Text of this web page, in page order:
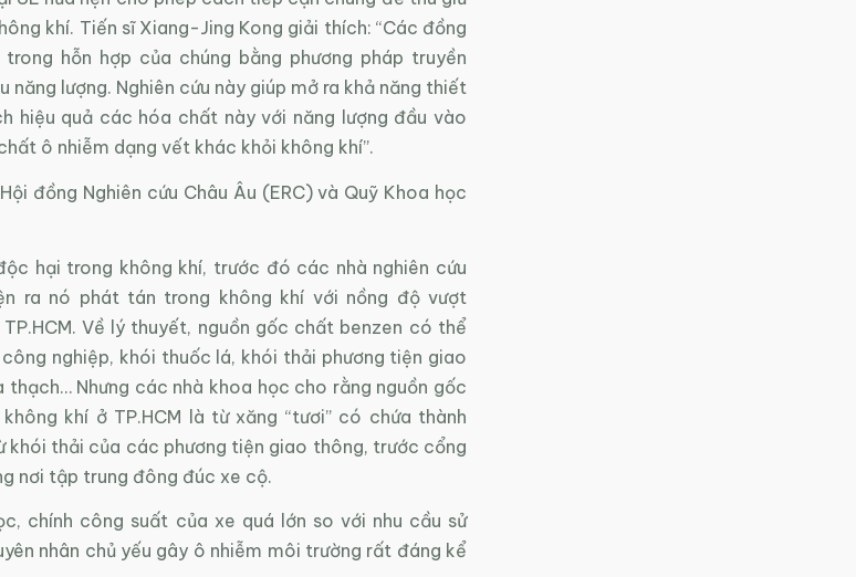
khí. Tiến sĩ Xiang-Jing Kong giải thích: “Các đồng
hỗn hợp của chúng bằng phương pháp truyền
năng lượng. Nghiên cứu này giúp mở ra khả năng thiết
hiệu quả các hóa chất này với năng lượng đầu vào
ô nhiễm dạng vết khác khỏi không khí”.
đồng Nghiên cứu Châu Âu (ERC) và Quỹ Khoa học
hại trong không khí, trước đó các nhà nghiên cứu
ra nó phát tán trong không khí với nồng độ vượt
Về lý thuyết, nguồn gốc chất benzen có thể
nghiệp, khói thuốc lá, khói thải phương tiện giao
thạch… Nhưng các nhà khoa học cho rằng nguồn gốc
khí ở TP.HCM là từ xăng “tươi” có chứa thành
khói thải của các phương tiện giao thông, trước cổng
nơi tập trung đông đúc xe cộ.
chính công suất của xe quá lớn so với nhu cầu sử
nhân chủ yếu gây ô nhiễm môi trường rất đáng kể